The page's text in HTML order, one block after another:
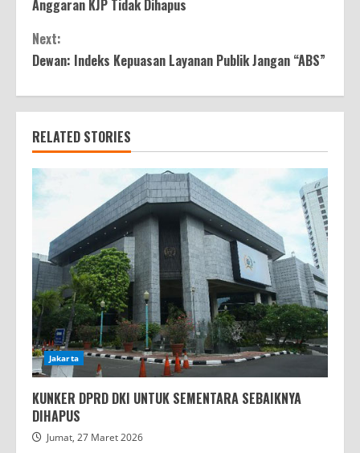
Reading
Anggaran KJP Tidak Dihapus
Next:
Dewan: Indeks Kepuasan Layanan Publik Jangan “ABS”
RELATED STORIES
Jakarta
KUNKER DPRD DKI UNTUK SEMENTARA SEBAIKNYA
DIHAPUS
Jumat, 27 Maret 2026